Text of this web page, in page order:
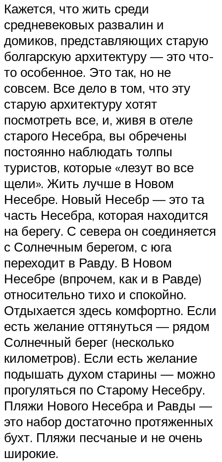
Кажется, что жить среди
средневековых развалин и
домиков, представляющих старую
болгарскую архитектуру — это что-
то особенное. Это так, но не
совсем. Все дело в том, что эту
старую архитектуру хотят
посмотреть все, и, живя в отеле
старого Несебра, вы обречены
постоянно наблюдать толпы
туристов, которые «лезут во все
щели». Жить лучше в Новом
Несебре. Новый Несебр — это та
часть Несебра, которая находится
на берегу. С севера он соединяется
с Солнечным берегом, с юга
переходит в Равду. В Новом
Несебре (впрочем, как и в Равде)
относительно тихо и спокойно.
Отдыхается здесь комфортно. Если
есть желание оттянуться — рядом
Солнечный берег (несколько
километров). Если есть желание
подышать духом старины — можно
прогуляться по Старому Несебру.
Пляжи Нового Несебра и Равды —
это набор достаточно протяженных
бухт. Пляжи песчаные и не очень
широкие.